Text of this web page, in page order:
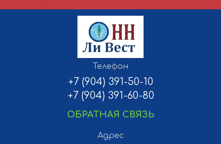
Телефон
+7 (904) 391-50-10
+7 (904) 391-60-80
ОБРАТНАЯ СВЯЗЬ
Адрес